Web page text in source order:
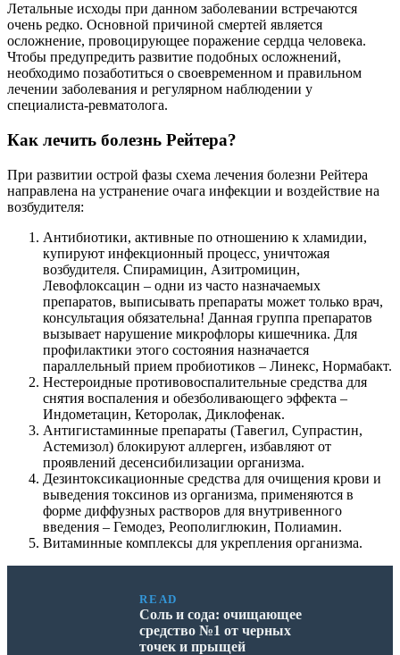
Летальные исходы при данном заболевании встречаются
очень редко. Основной причиной смертей является
осложнение, провоцирующее поражение сердца человека.
Чтобы предупредить развитие подобных осложнений,
необходимо позаботиться о своевременном и правильном
лечении заболевания и регулярном наблюдении у
специалиста-ревматолога.
Как лечить болезнь Рейтера?
При развитии острой фазы схема лечения болезни Рейтера
направлена на устранение очага инфекции и воздействие на
возбудителя:
Антибиотики, активные по отношению к хламидии,
купируют инфекционный процесс, уничтожая
возбудителя. Спирамицин, Азитромицин,
Левофлоксацин – одни из часто назначаемых
препаратов, выписывать препараты может только врач,
консультация обязательна! Данная группа препаратов
вызывает нарушение микрофлоры кишечника. Для
профилактики этого состояния назначается
параллельный прием пробиотиков – Линекс, Нормабакт.
Нестероидные противовоспалительные средства для
снятия воспаления и обезболивающего эффекта –
Индометацин, Кеторолак, Диклофенак.
Антигистаминные препараты (Тавегил, Супрастин,
Астемизол) блокируют аллерген, избавляют от
проявлений десенсибилизации организма.
Дезинтоксикационные средства для очищения крови и
выведения токсинов из организма, применяются в
форме диффузных растворов для внутривенного
введения – Гемодез, Реополиглюкин, Полиамин.
Витаминные комплексы для укрепления организма.
READ
Соль и сода: очищающее
средство №1 от черных
точек и прыщей